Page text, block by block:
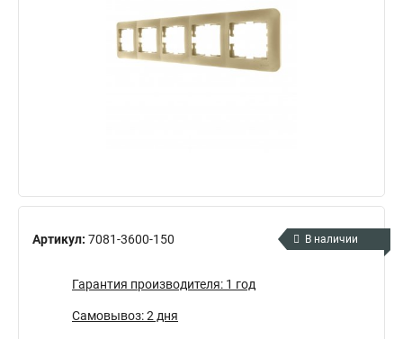
Артикул: 7081-3600-150 В наличии
Гарантия производителя: 1 год
Самовывоз: 2 дня